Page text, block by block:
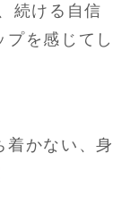
続ける自信
プを感じてし
着かない、身